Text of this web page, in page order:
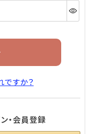
ですか？
・会員登録